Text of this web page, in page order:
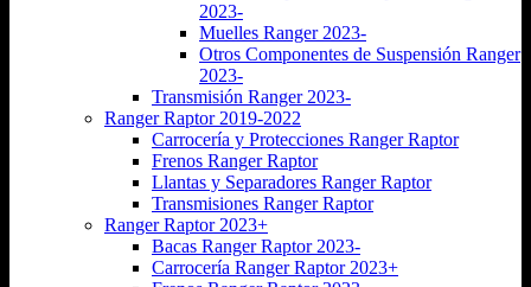
2023-
Muelles Ranger 2023-
Otros Componentes de Suspensión Ranger
2023-
Transmisión Ranger 2023-
Ranger Raptor 2019-2022
Carrocería y Protecciones Ranger Raptor
Frenos Ranger Raptor
Llantas y Separadores Ranger Raptor
Transmisiones Ranger Raptor
Ranger Raptor 2023+
Bacas Ranger Raptor 2023-
Carrocería Ranger Raptor 2023+